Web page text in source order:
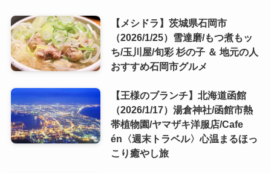
【メシドラ】茨城県石岡市
（2026/1/25）雪達磨/もつ煮もッ
ち/玉川屋/旬彩 杉の子 ＆ 地元の人
おすすめ石岡市グルメ
【王様のブランチ】北海道函館
（2026/1/17）湯倉神社/函館市熱
帯植物園/ヤマザキ洋服店/Cafe
én〈週末トラベル〉心温まるほっ
こり癒やし旅